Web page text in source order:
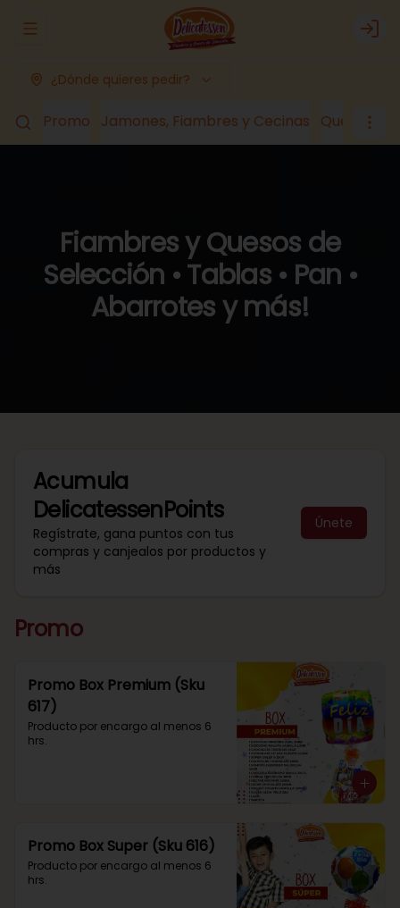
Abrir menu de navegación Login
¿Dónde quieres pedir?
Promo Jamones, Fiambres y Cecinas Quesos
Fiambres y Quesos de
Selección • Tablas • Pan •
Abarrotes y más!
Acumula
DelicatessenPoints
Regístrate, gana puntos con tus
compras y canjealos por productos y
más
Únete
Promo
Promo Box Premium (Sku
617)
Producto por encargo al menos 6
hrs.
Promo Box Super (Sku 616)
Producto por encargo al menos 6
hrs.